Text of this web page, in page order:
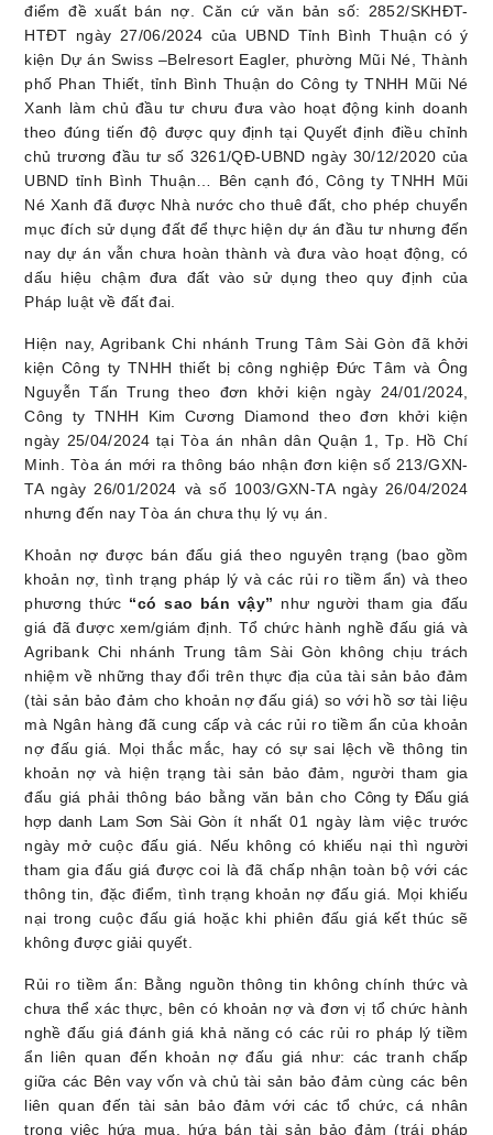
điểm đề xuất bán nợ. Căn cứ văn bản số: 2852/SKHĐT-
HTĐT ngày 27/06/2024 của UBND Tỉnh Bình Thuận có ý
kiện Dự án Swiss –Belresort Eagler, phường Mũi Né, Thành
phố Phan Thiết, tỉnh Bình Thuận do Công ty TNHH Mũi Né
Xanh làm chủ đầu tư chưu đưa vào hoạt động kinh doanh
theo đúng tiến độ được quy định tại Quyết định điều chỉnh
chủ trương đầu tư số 3261/QĐ-UBND ngày 30/12/2020 của
UBND tỉnh Bình Thuận… Bên cạnh đó, Công ty TNHH Mũi
Né Xanh đã được Nhà nước cho thuê đất, cho phép chuyển
mục đích sử dụng đất để thực hiện dự án đầu tư nhưng đến
nay dự án vẫn chưa hoàn thành và đưa vào hoạt động, có
dấu hiệu chậm đưa đất vào sử dụng theo quy định của
Pháp luật về đất đai.
Hiện nay, Agribank Chi nhánh Trung Tâm Sài Gòn đã khởi
kiệnCông ty TNHH thiết bị công nghiệp Đức Tâm và Ông
Nguyễn Tấn Trung theo đơn khởi kiện ngày 24/01/2024,
Công ty TNHH Kim Cương Diamond theo đơn khởi kiện
ngày 25/04/2024tại Tòa án nhân dân Quận 1, Tp. Hồ Chí
Minh. Tòa án mới ra thông báo nhận đơn kiện số 213/GXN-
TA ngày 26/01/2024 và số 1003/GXN-TA ngày 26/04/2024
nhưng đến nay Tòa án chưa thụ lý vụ án
Khoản nợ được bán đấu giá theo nguyên trạng (bao gồm
khoản nợ, tình trạng pháp lý và các rủi ro tiềm ẩn) và theo
phương thức “có sao bán vậy” như người tham gia đấu
giá đã được xem/giám định. Tổ chức hành nghề đấu giá và
Agribank Chi nhánh Trung tâm Sài Gòn không chịu trách
nhiệm về những thay đổi trên thực địa của tài sản bảo đảm
(tài sản bảo đảm cho khoản nợ đấu giá) so với hồ sơ tài liệu
mà Ngân hàng đã cung cấp và các rủi ro tiềm ẩn của khoản
nợ đấu giá. Mọi thắc mắc, hay có sự sai lệch về thông tin
khoản nợ và hiện trạng tài sản bảo đảm, người tham gia
đấu giá phải thông báo bằng văn bản cho Công ty Đấu giá
hợp danh Lam Sơn Sài Gòn ít nhất 01 ngày làm việc trước
ngày mở cuộc đấu giá. Nếu không có khiếu nại thì người
tham gia đấu giá được coi là đã chấp nhận toàn bộ với các
thông tin, đặc điểm, tình trạng khoản nợ đấu giá. Mọi khiếu
nại trong cuộc đấu giá hoặc khi phiên đấu giá kết thúc sẽ
không được giải quyết
Rủi ro tiềm ẩn: Bằng nguồn thông tin không chính thức và
chưa thể xác thực, bên có khoản nợ và đơn vị tổ chức hành
nghề đấu giá đánh giá khả năng có các rủi ro pháp lý tiềm
ẩn liên quan đến khoản nợ đấu giá như: các tranh chấp
giữa các Bên vay vốn và chủ tài sản bảo đảm cùng các bên
liên quan đến tài sản bảo đảmvới các tổ chức, cá nhân
trong việc hứa mua, hứa bán tài sản bảo đảm(trái pháp